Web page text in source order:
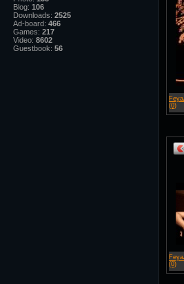
Blog: 106
Downloads: 2525
Ad-board: 466
Games: 217
Video: 8602
Guestbook: 56
(0)
(0)